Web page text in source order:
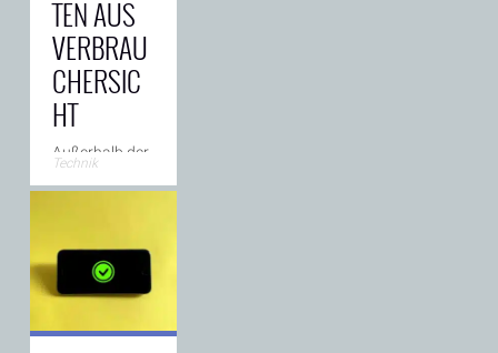
TEN AUS
VERBRAU
CHERSIC
HT
Außerhalb der
EU entstehen
parallel
maximale
Detailregulierung
setzen,
Vorhersehbarkeit,
Technik